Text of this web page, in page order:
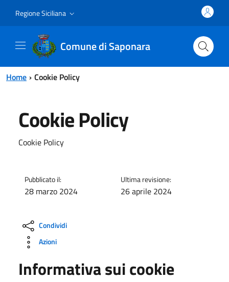
Regione Siciliana
Comune di Saponara
Home Cookie Policy
Cookie Policy
Cookie Policy
Pubblicato il:
28 marzo 2024
Ultima revisione:
26 aprile 2024
Condividi
Azioni
Informativa sui cookie